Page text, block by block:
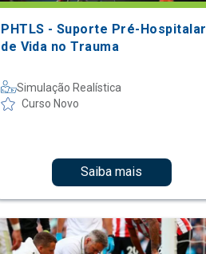
PHTLS - Suporte Pré-Hospitalar
de Vida no Trauma
Simulação Realística
Curso Novo
Saiba mais